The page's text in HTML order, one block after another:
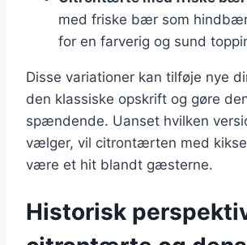
med friske bær som
for en farverig og sund
Disse variationer kan tilføje nye
den klassiske opskrift og gøre
spændende. Uanset hvilken
vælger, vil citrontærten med
være et hit blandt gæsterne.
Historisk